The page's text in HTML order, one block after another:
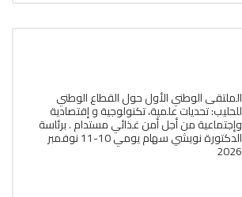
الملتقى الوطني الأول حول القطاع الوطني
للحليب: تحديات علمية، تكنولوجية و إقتصادية
وإجتماعية من أجل أمن غذائي مستدام . برئاسة
الدكتورة نويشي سهام يومي 10-11 نوفمبر
2026